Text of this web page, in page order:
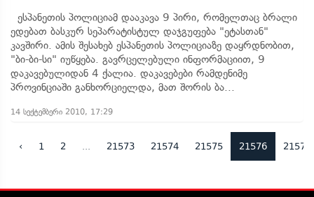
ესპანეთის პოლიციამ დააკავა 9 პირი, რომელთაც ბრალი
ედებათ ბასკურ სეპარატისტულ დაჯგუფება "ეტასთან"
კავშირი. ამის შესახებ ესპანეთის პოლიციაზე დაყრდნობით,
"ბი-ბი-სი" იუწყება. გავრცელებული ინფორმაციით, 9
დაკავებულიდან 4 ქალია. დაკავებები რამდენიმე
პროვინციაში განხორციელდა, მათ შორის ბა...
14 სექტემბერი 2010, 17:29
‹ 1 2 ... 21573 21574 21575 21576 21577